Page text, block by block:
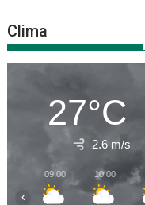
Clima
27°C
2.6 m/s
09:00 10:00
‹